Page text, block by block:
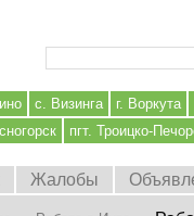
с. Визинга
г. Воркута
пгт. Троицко-
Жалобы